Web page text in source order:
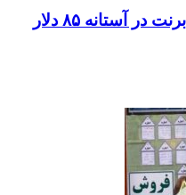
بازگشت نفت به مسیر صعود؛ برنت در آستانه ۸۵ دلار